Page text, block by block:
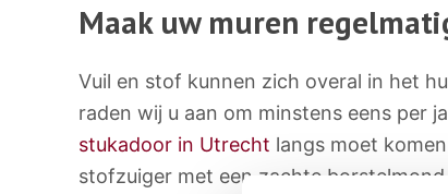
Maak uw muren
Vuil en stof kunnen zich overal in het
raden wij u aan om minstens eens per
stukadoor in Utrecht langs moet
stofzuiger met een zachte